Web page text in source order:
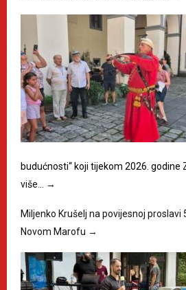
budućnosti“ koji tijekom 2026. godine
više…
→
Miljenko Krušelj na povijesnoj proslavi
Novom Marofu →